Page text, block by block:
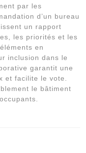
par les
d’un bureau
un rapport
les priorités et les
en
inclusion dans le
garantit une
et facilite le vote.
le bâtiment